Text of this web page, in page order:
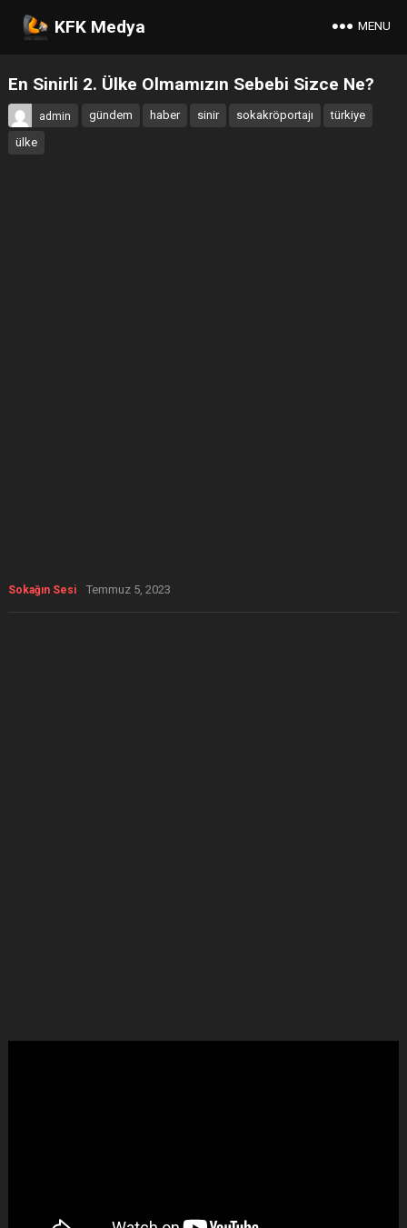
KFK Medya MENU
En Sinirli 2. Ülke Olmamızın Sebebi Sizce Ne?
admin gündem haber sinir sokakröportajı
türkiye
ülke
Sokağın Sesi Temmuz 5, 2023